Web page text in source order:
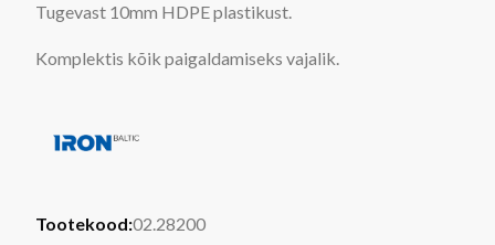
Tugevast 10mm HDPE plastikust.
Komplektis kõik paigaldamiseks vajalik.
Tootekood:02.28200